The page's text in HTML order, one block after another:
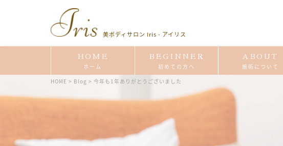
美ボディサロン Iris - アイリス
HOME
ホーム
BEGINNER
初めての方へ
ABOUT
施術について
HOME > Blog > 今年も1年ありがとうございました